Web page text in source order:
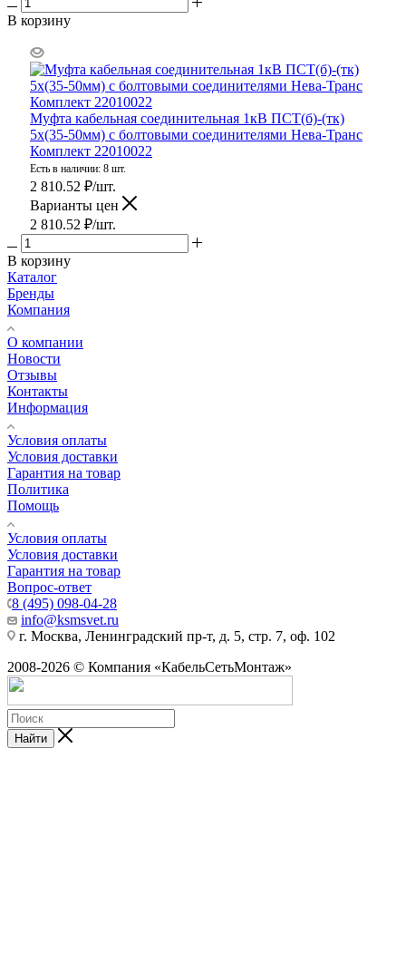
В корзину
Муфта кабельная соединительная 1кВ ПСТ(б)-(тк)
5х(35-50мм) с болтовыми соединителями Нева-Транс
Комплект 22010022
Есть в наличии: 8 шт.
2 810.52 ₽/шт.
Варианты цен
2 810.52 ₽/шт.
В корзину
Каталог
Бренды
Компания
О компании
Новости
Отзывы
Контакты
Информация
Условия оплаты
Условия доставки
Гарантия на товар
Политика
Помощь
Условия оплаты
Условия доставки
Гарантия на товар
Вопрос-ответ
8 (495) 098-04-28
info@ksmsvet.ru
г. Москва, Ленинградский пр-т, д. 5, стр. 7, оф. 102
2008-2026 © Компания «КабельСетьМонтаж»
Найти